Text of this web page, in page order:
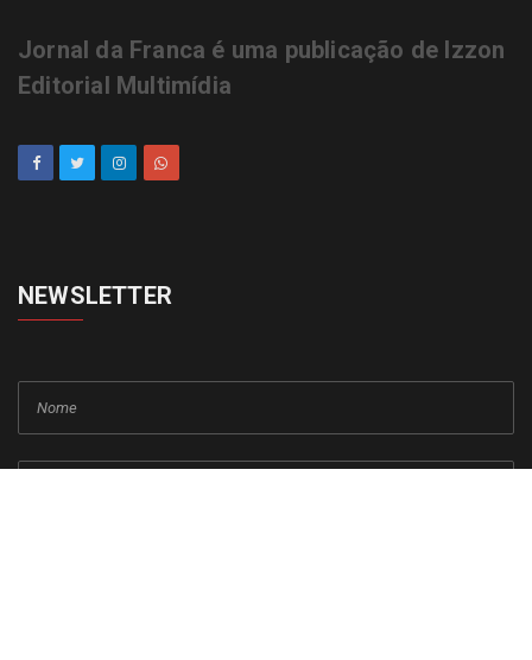
Jornal da Franca é uma publicação de Izzon
Editorial Multimídia
NEWSLETTER